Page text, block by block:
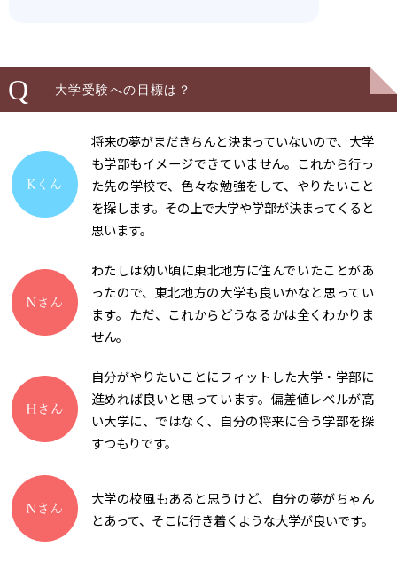
Q 大学受験への目標は？
将来の夢がまだきちんと決まっていないので、大学
も学部もイメージできていません。これから行っ
た先の学校で、色々な勉強をして、やりたいこと
を探します。その上で大学や学部が決まってくると
思います。
わたしは幼い頃に東北地方に住んでいたことがあ
ったので、東北地方の大学も良いかなと思ってい
ます。ただ、これからどうなるかは全くわかりま
せん。
自分がやりたいことにフィットした大学・学部に
進めれば良いと思っています。偏差値レベルが高
い大学に、ではなく、自分の将来に合う学部を探
すつもりです。
大学の校風もあると思うけど、自分の夢がちゃん
とあって、そこに行き着くような大学が良いです。